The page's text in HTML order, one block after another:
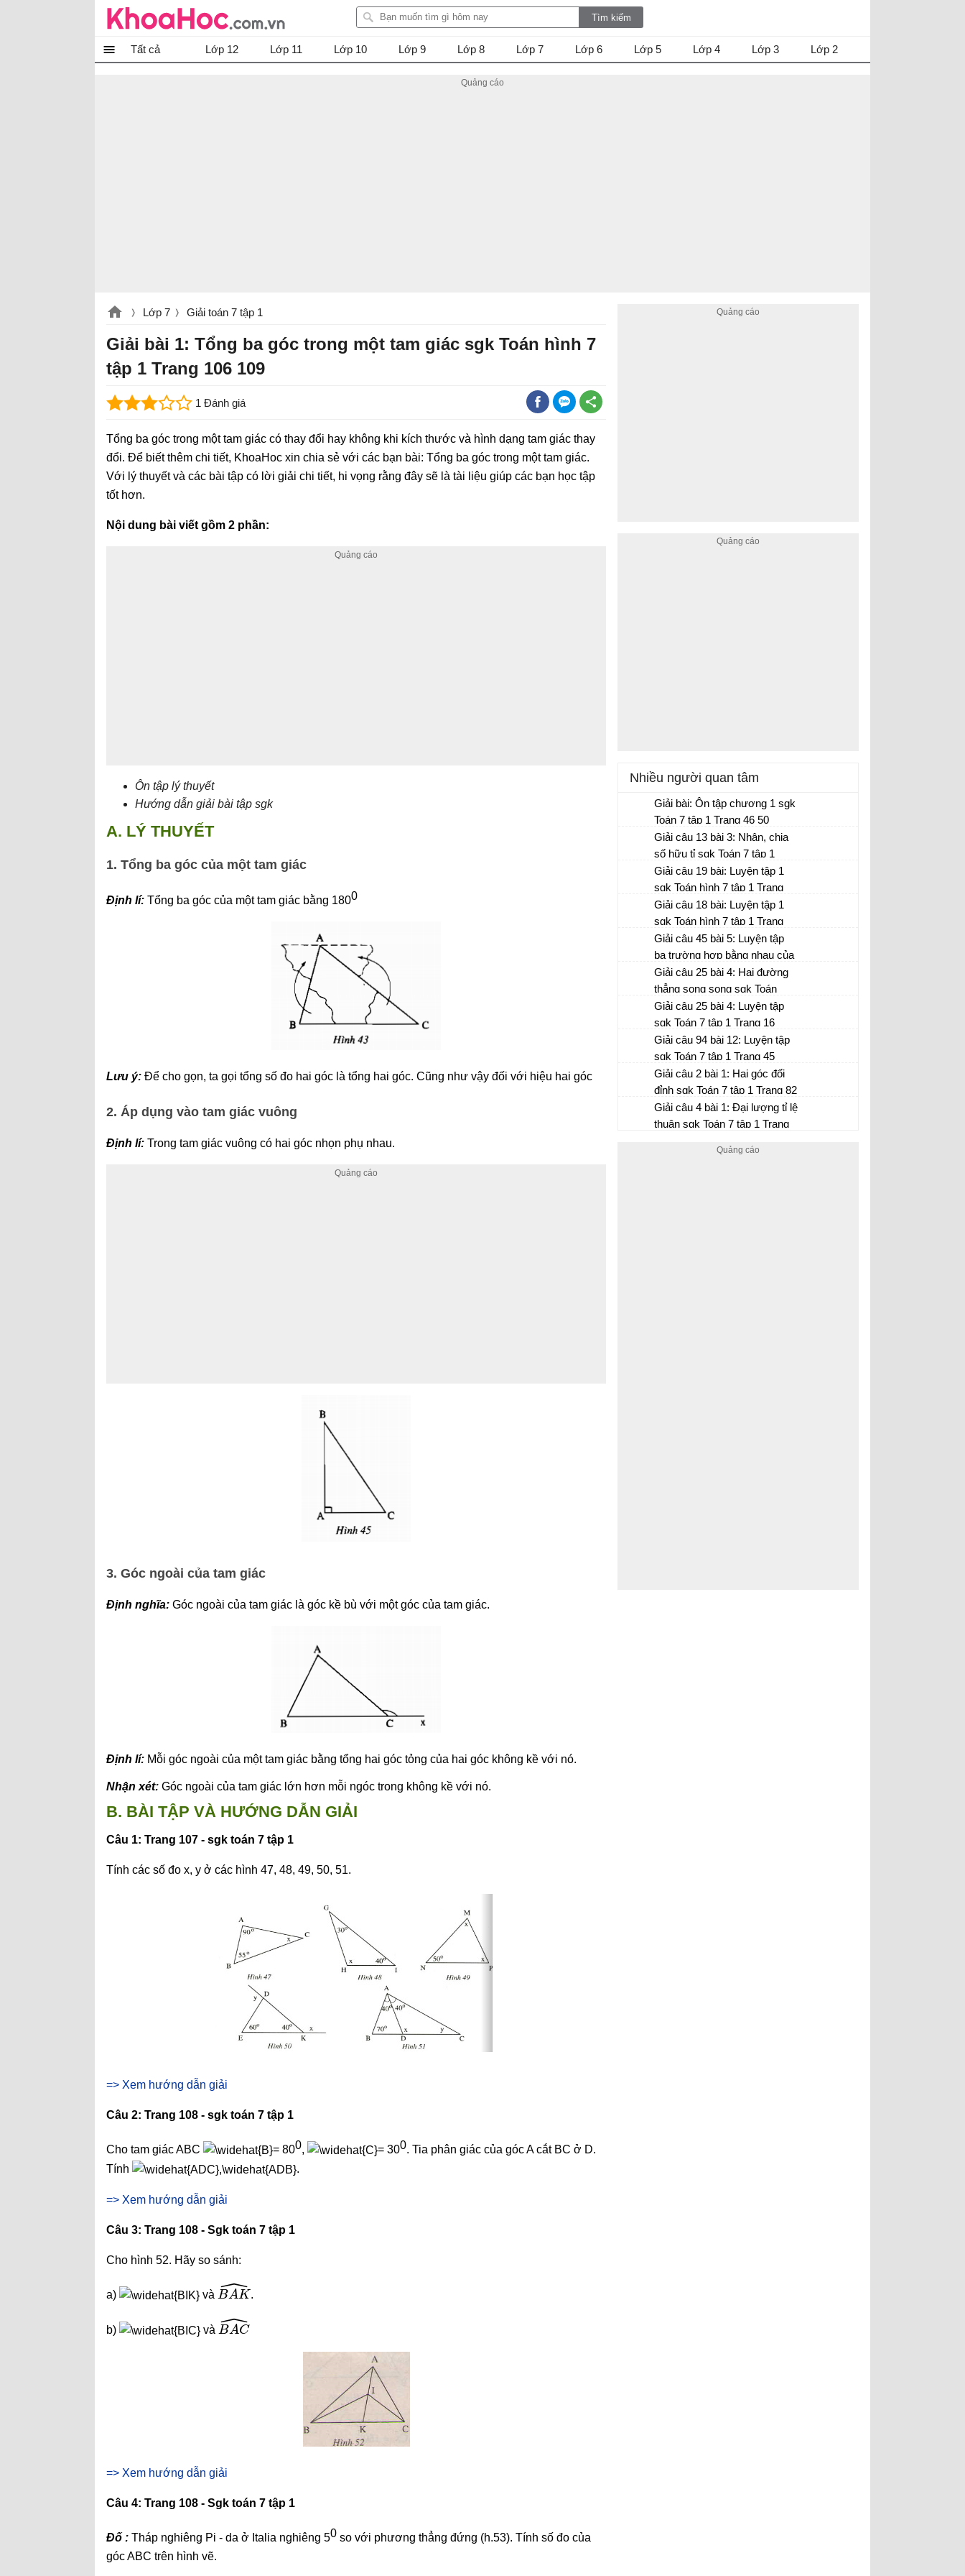
Tất cả Lớp 12 Lớp 11 Lớp 10 Lớp 9 Lớp 8 Lớp 7 Lớp 6 Lớp 5 Lớp 4 Lớp 3 Lớp 2
Lớp 7 Giải toán 7 tập 1
Giải bài 1: Tổng ba góc trong một tam giác sgk Toán hình 7
tập 1 Trang 106 109
1 Đánh giá
Tổng ba góc trong một tam giác có thay đổi hay không khi kích thước và hình dạng tam giác thay
đổi. Để biết thêm chi tiết, KhoaHoc xin chia sẻ với các bạn bài: Tổng ba góc trong một tam giác.
Với lý thuyết và các bài tập có lời giải chi tiết, hi vọng rằng đây sẽ là tài liệu giúp các bạn học tập
tốt hơn.
Nội dung bài viết gồm 2 phần:
Ôn tập lý thuyết
Hướng dẫn giải bài tập sgk
A. LÝ THUYẾT
1. Tổng ba góc của một tam giác
Định lí: Tổng ba góc của một tam giác bằng 1800
Lưu ý: Để cho gọn, ta gọi tổng số đo hai góc là tổng hai góc. Cũng như vậy đối với hiệu hai góc
2. Áp dụng vào tam giác vuông
Định lí: Trong tam giác vuông có hai góc nhọn phụ nhau.
3. Góc ngoài của tam giác
Định nghĩa: Góc ngoài của tam giác là góc kề bù với một góc của tam giác.
Định lí: Mỗi góc ngoài của một tam giác bằng tổng hai góc tỏng của hai góc không kề với nó.
Nhận xét: Góc ngoài của tam giác lớn hơn mỗi ngóc trong không kề với nó.
B. BÀI TẬP VÀ HƯỚNG DẪN GIẢI
Câu 1: Trang 107 - sgk toán 7 tập 1
Tính các số đo x, y ở các hình 47, 48, 49, 50, 51.
=> Xem hướng dẫn giải
Câu 2: Trang 108 - sgk toán 7 tập 1
Cho tam giác ABC = 800, = 300. Tia phân giác của góc A cắt BC ở D.
Tính
.
=> Xem hướng dẫn giải
Câu 3: Trang 108 - Sgk toán 7 tập 1
Cho hình 52. Hãy so sánh:
a) và
BAK^
.
b) và
BAC^
=> Xem hướng dẫn giải
Câu 4: Trang 108 - Sgk toán 7 tập 1
Đố : Tháp nghiêng Pi - da ở Italia nghiêng 50 so với phương thẳng đứng (h.53). Tính số đo của
góc ABC trên hình vẽ.
Nhiều người quan tâm
Giải bài: Ôn tập chương 1 sgk
Toán 7 tập 1 Trang 46 50
Giải câu 13 bài 3: Nhân, chia
số hữu tỉ sgk Toán 7 tập 1
Trang 12
Giải câu 19 bài: Luyện tập 1
sgk Toán hình 7 tập 1 Trang
114
Giải câu 18 bài: Luyện tập 1
sgk Toán hình 7 tập 1 Trang
114
Giải câu 45 bài 5: Luyện tập
ba trường hợp bằng nhau của
tam giác sgk Toán hình 7 tập 1
Trang 124
Giải câu 25 bài 4: Hai đường
thẳng song song sgk Toán
hình 7 tập 1 Trang 91
Giải câu 25 bài 4: Luyện tập
sgk Toán 7 tập 1 Trang 16
Giải câu 94 bài 12: Luyện tập
sgk Toán 7 tập 1 Trang 45
Giải câu 2 bài 1: Hai góc đối
đỉnh sgk Toán 7 tập 1 Trang 82
Giải câu 4 bài 1: Đại lượng tỉ lệ
thuận sgk Toán 7 tập 1 Trang